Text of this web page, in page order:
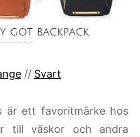
// Svart
är ett favoritmärke hos
till väskor och andra